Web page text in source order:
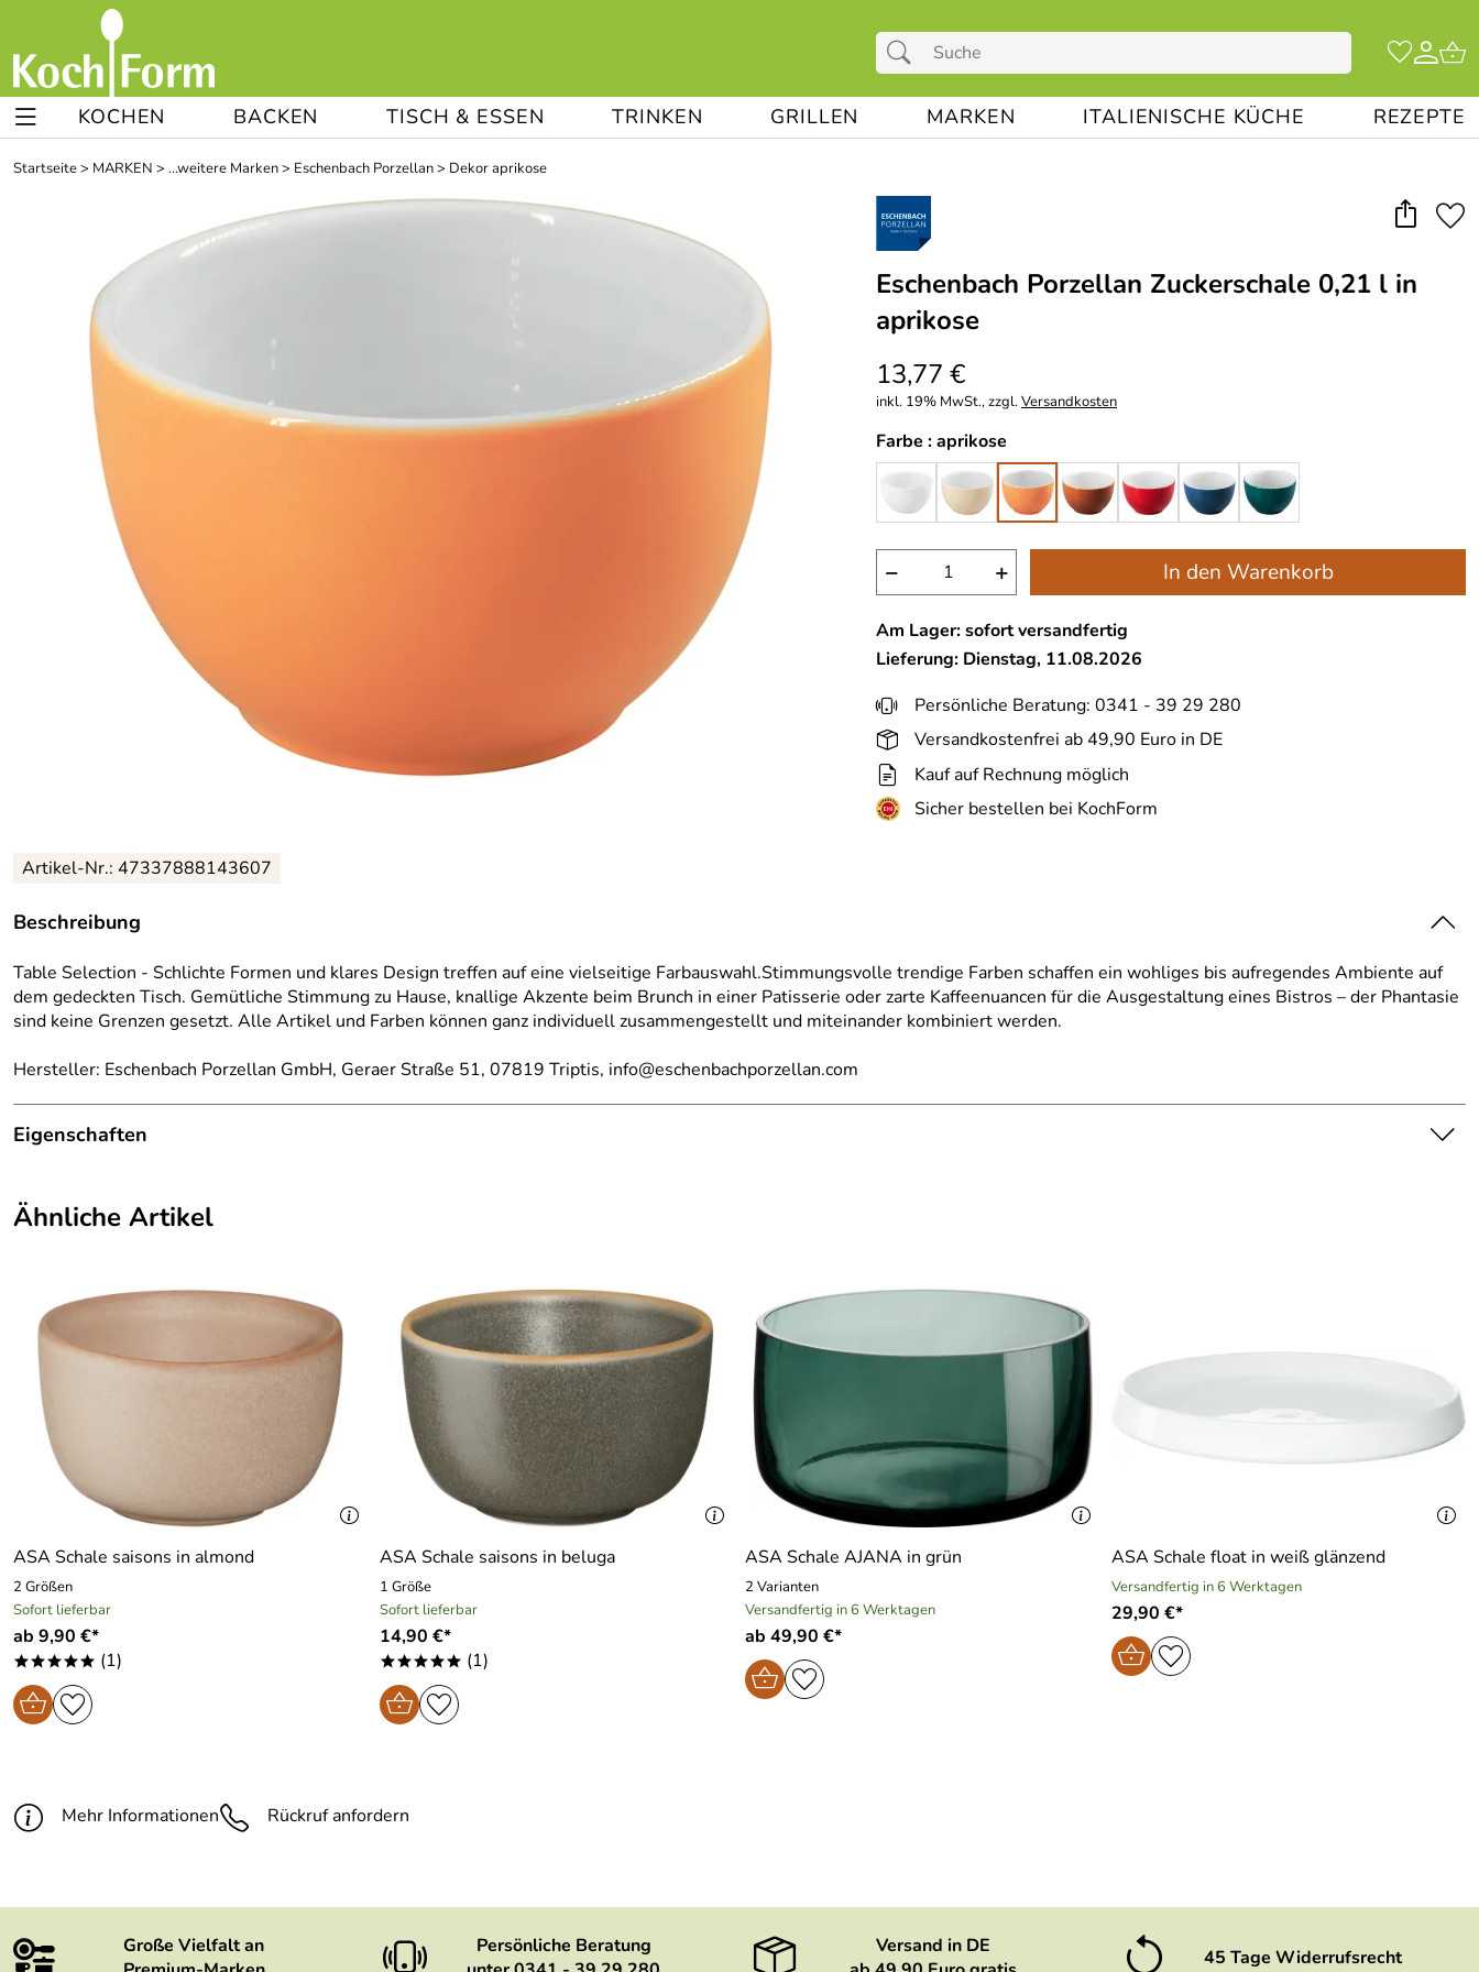
KOCHEN BACKEN TISCH & ESSEN TRINKEN GRILLEN MARKEN ITALIENISCHE KÜCHE REZEPTE
Startseite> MARKEN > ...weitere Marken> Eschenbach Porzellan> Dekor aprikose
Eschenbach Porzellan Zuckerschale 0,21 l in
aprikose
13,77 €
inkl. 19% MwSt., zzgl.Versandkosten
Farbe :aprikose
− + In den Warenkorb
Am Lager: sofort versandfertig
Lieferung: Dienstag, 11.08.2026
Persönliche Beratung: 0341 - 39 29 280
Versandkostenfrei ab 49,90 Euro in DE
Kauf auf Rechnung möglich
Sicher bestellen bei KochForm
Artikel-Nr.: 47337888143607
Beschreibung
Table Selection - Schlichte Formen und klares Design treffen auf eine vielseitige Farbauswahl.Stimmungsvolle trendige Farben schaffen ein wohliges bis aufregendes Ambiente auf
dem gedeckten Tisch. Gemütliche Stimmung zu Hause, knallige Akzente beim Brunch in einer Patisserie oder zarte Kaffeenuancen für die Ausgestaltung eines Bistros – der Phantasie
sind keine Grenzen gesetzt. Alle Artikel und Farben können ganz individuell zusammengestellt und miteinander kombiniert werden.
Hersteller: Eschenbach Porzellan GmbH, Geraer Straße 51, 07819 Triptis, info@eschenbachporzellan.com
Eigenschaften
Füllmenge:
0,21 l
Ähnliche Artikel
ASA Schale saisons in almond
2 Größen
Sofort lieferbar
ab 9,90 €*
***** (1)
ASA Schale saisons in beluga
1 Größe
Sofort lieferbar
14,90 €*
***** (1)
ASA Schale AJANA in grün
2 Varianten
Versandfertig in 6 Werktagen
ab 49,90 €*
ASA Schale float in weiß glänzend
Versandfertig in 6 Werktagen
29,90 €*
Mehr Informationen Rückruf anfordern
Große Vielfalt an
Persönliche Beratung
Versand in DE
45 Tage Widerrufsrecht